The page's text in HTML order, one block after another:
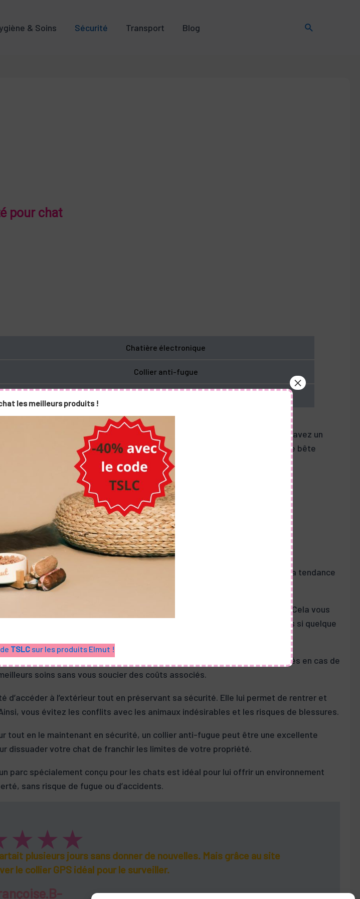
& Soins Sécurité Transport Blog Rechercher
pour chat
Chatière électronique
Collier anti-fugue
sécurité est un sujet très important à prendre en compte lorsque vous avez un
ou bien une
chatièreélectronique pour éviter que n’importe quel autre bête
chat. Alors n’hésitez plus et découvrez nos guides d’achat.
de votre chat ?
chat. Voici pourquoi :
localiser en temps réel, ce qui est essentiel pour sa sécurité, surtout s’il a tendance
de surveiller votre compagnon à distance lorsque vous êtes absent. Cela vous
ce qui vous rassure et vous permet de prendre les mesures nécessaires si quelque
votre chat vous permet de vous prémunir contre les frais vétérinaires élevés en cas de
soins sans vous soucier des coûts associés.
à l’extérieur tout en préservant sa sécurité. Elle lui permet de rentrer et
vous évitez les conflits avec les animaux indésirables et les risques de blessures.
tout en le maintenant en sécurité, un collier anti-fugue peut être une excellente
dissuader votre chat de franchir les limites de votre propriété.
parc spécialement conçu pour les chats est idéal pour lui offrir un environnement
sans risque de fugue ou d’accidents.
★ ★ ★
plusieurs jours sans donner de nouvelles. Mais grâce au site
le collier GPS idéal pour le surveiller.
les meilleurs produits !
TSLCsur les produits Elmut !